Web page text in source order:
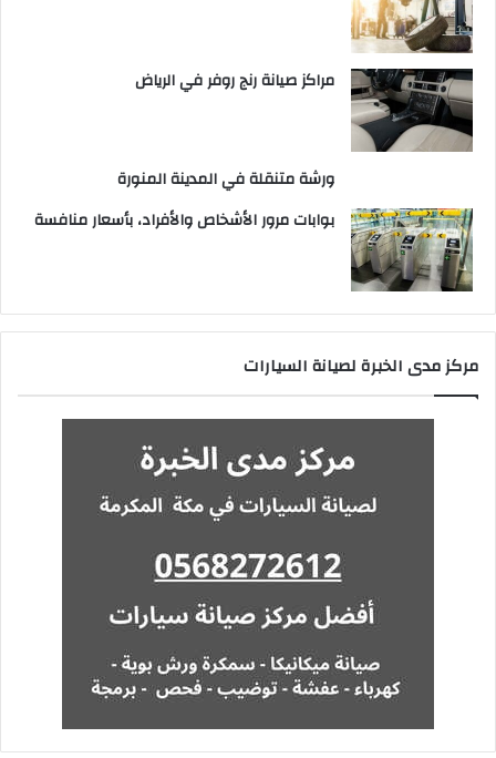
مراكز صيانة رنج روفر في الرياض
ورشة متنقلة في المدينة المنورة
بوابات مرور الأشخاص والأفراد، بأسعار منافسة
مركز مدى الخبرة لصيانة السيارات